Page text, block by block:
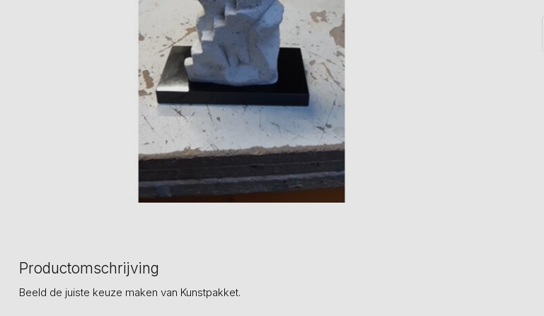
Productomschrijving
Beeld de juiste keuze maken van Kunstpakket.